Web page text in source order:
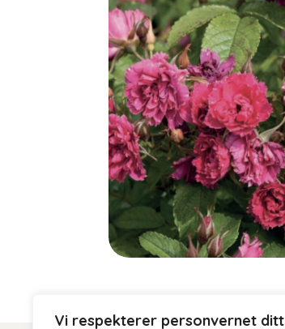
Vi respekterer personvernet ditt